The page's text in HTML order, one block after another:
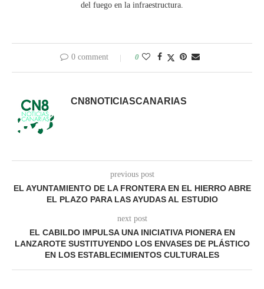
del fuego en la infraestructura.
0 comment 0
CN8NOTICIASCANARIAS
previous post
EL AYUNTAMIENTO DE LA FRONTERA EN EL HIERRO ABRE
EL PLAZO PARA LAS AYUDAS AL ESTUDIO
next post
EL CABILDO IMPULSA UNA INICIATIVA PIONERA EN
LANZAROTE SUSTITUYENDO LOS ENVASES DE PLÁSTICO
EN LOS ESTABLECIMIENTOS CULTURALES